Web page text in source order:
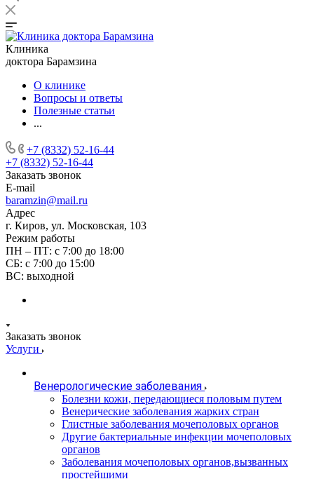
Клиника
доктора Барамзина
О клинике
Вопросы и ответы
Полезные статьи
...
+7 (8332) 52-16-44
+7 (8332) 52-16-44
Заказать звонок
E-mail
baramzin@mail.ru
Адрес
г. Киров, ул. Московская, 103
Режим работы
ПН – ПТ: с 7:00 до 18:00
СБ: с 7:00 до 15:00
ВС: выходной
Заказать звонок
Услуги
Венерологические заболевания
Болезни кожи, передающиеся половым путем
Венерические заболевания жарких стран
Глистные заболевания мочеполовых органов
Другие бактериальные инфекции мочеполовых
органов
Заболевания мочеполовых органов,вызванных
простейшими